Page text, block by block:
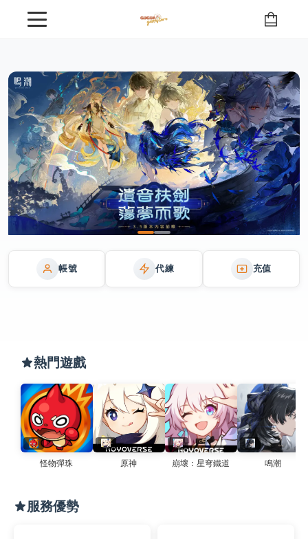
GUGUA GameStore - 港台專業遊戲代
帳號 代練 充值
熱門遊戲
怪物彈珠 原神 崩壞：星穹鐵道 鳴潮
服務優勢